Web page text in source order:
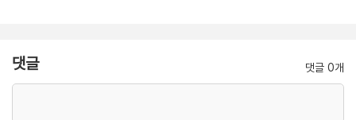
댓글 댓글 0개